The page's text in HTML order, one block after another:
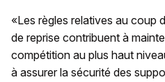
«Les règles relatives au coup
de reprise contribuent à
compétition au plus haut
à assurer la sécurité des